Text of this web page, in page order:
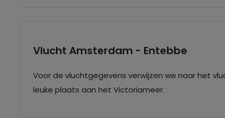
Vlucht Amsterdam - Entebbe
Voor de vluchtgegevens verwijzen we naar het
leuke plaats aan het Victoriameer.